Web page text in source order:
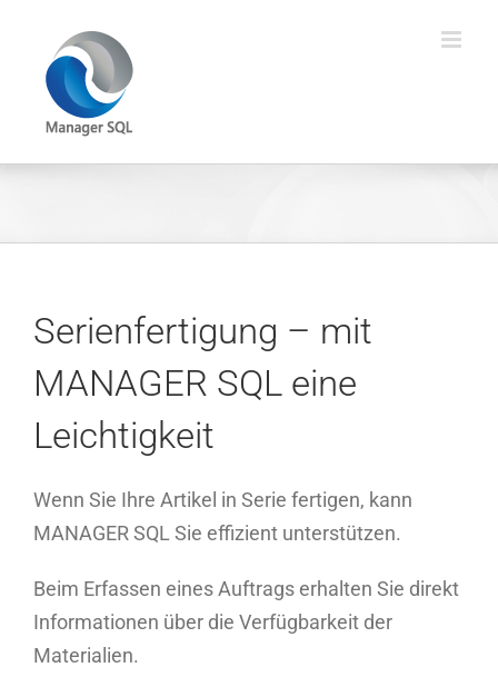
springen
Serienfertigung – mit
MANAGER SQL eine
Leichtigkeit
Wenn Sie Ihre Artikel in Serie fertigen, kann
MANAGER SQL Sie effizient unterstützen.
Beim Erfassen eines Auftrags erhalten Sie direkt
Informationen über die Verfügbarkeit der
Materialien.